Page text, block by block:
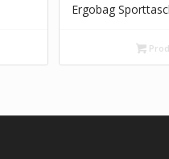
Ergobag